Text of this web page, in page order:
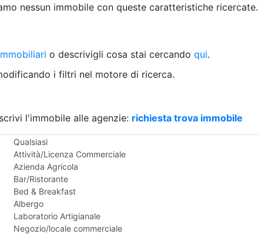
Casa Semi-indipendente
Rustico/Casale
Camera d'Albergo
Box/Garage
Qualsiasi
Attività/Licenza Commerciale
Azienda Agricola
Bar/Ristorante
Bed & Breakfast
Albergo
Laboratorio Artigianale
Negozio/locale commerciale
nessun immobile con queste caratteristiche ricercate.
o descrivigli cosa stai cercando qui.
i filtri nel motore di ricerca.
l'immobile alle agenzie: richiesta trova immobile